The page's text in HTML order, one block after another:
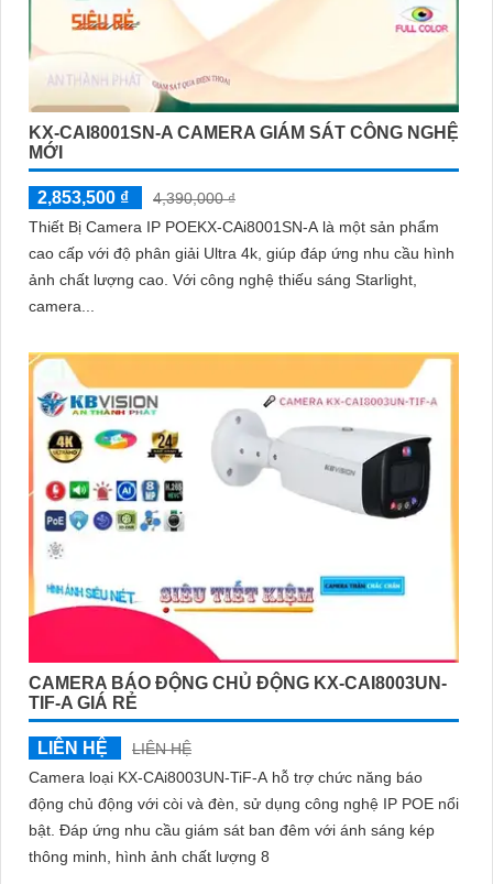
KX-CAI8001SN-A CAMERA GIÁM SÁT CÔNG NGHỆ
MỚI
2,853,500 ₫
4,390,000 ₫
Thiết Bị Camera IP POEKX-CAi8001SN-A là một sản phẩm
cao cấp với độ phân giải Ultra 4k, giúp đáp ứng nhu cầu hình
ảnh chất lượng cao. Với công nghệ thiếu sáng Starlight,
camera...
CAMERA BÁO ĐỘNG CHỦ ĐỘNG KX-CAI8003UN-
TIF-A GIÁ RẺ
LIÊN HỆ
LIÊN HỆ
Camera loại KX-CAi8003UN-TiF-A hỗ trợ chức năng báo
động chủ động với còi và đèn, sử dụng công nghệ IP POE nổi
bật. Đáp ứng nhu cầu giám sát ban đêm với ánh sáng kép
thông minh, hình ảnh chất lượng 8